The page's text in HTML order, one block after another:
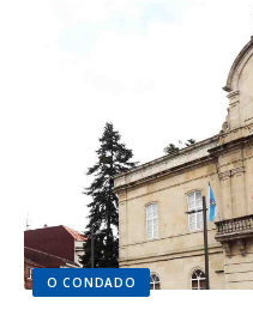
O CONDADO